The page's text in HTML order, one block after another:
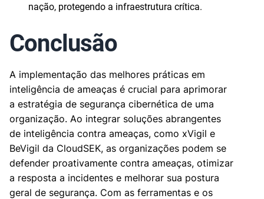
nação, protegendo a infraestrutura crítica.
Conclusão
A implementação das melhores práticas em
inteligência de ameaças é crucial para aprimorar
a estratégia de segurança cibernética de uma
organização. Ao integrar soluções abrangentes
de inteligência contra ameaças, como xVigil e
BeVigil da CloudSEK, as organizações podem se
defender proativamente contra ameaças, otimizar
a resposta a incidentes e melhorar sua postura
geral de segurança. Com as ferramentas e os